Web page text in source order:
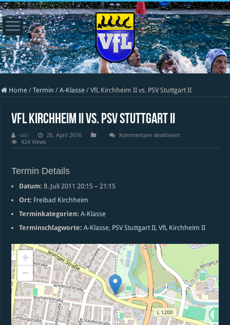
Home / Termin / A-Klasse / VfL Kirchheim II vs. PSV Stuttgart II
VfL Kirchheim II vs. PSV Stuttgart II
vati 26. April 2016 Kommentare deaktiviertfür
Kirchheim
424 Views
Termin Details
Datum: 8. Juli 2011 20:15 –21:15
Ort: Freibad Kirchheim
Terminkategorien: A-Klasse
Terminschlagworte: A-Klasse, PSV Stuttgart II,VfL Kirchheim II
+
−